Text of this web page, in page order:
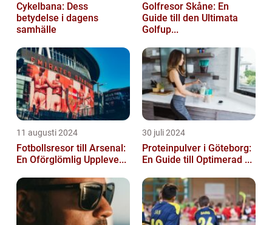
Cykelbana: Dess
betydelse i dagens
samhälle
Golfresor Skåne: En
Guide till den Ultimata
Golfup...
11 augusti 2024
Fotbollsresor till Arsenal:
En Oförglömlig Uppleve...
30 juli 2024
Proteinpulver i Göteborg:
En Guide till Optimerad ...